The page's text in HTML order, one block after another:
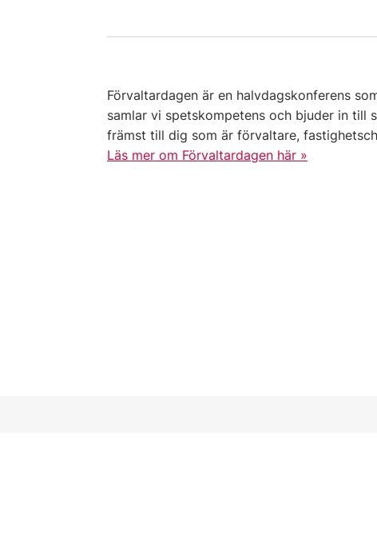
Förvaltardagen är en halvdagskonferens
samlar vi spetskompetens och bjuder in till
främst till dig som är förvaltare,
Läs mer om Förvaltardagen här »